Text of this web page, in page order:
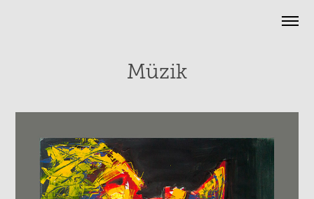
Müzik